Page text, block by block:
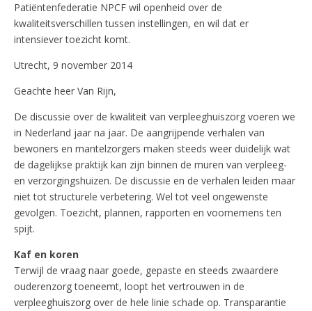
Patiëntenfederatie NPCF wil openheid over de
kwaliteitsverschillen tussen instellingen, en wil dat er
intensiever toezicht komt.
Utrecht, 9 november 2014
Geachte heer Van Rijn,
De discussie over de kwaliteit van verpleeghuiszorg voeren we
in Nederland jaar na jaar. De aangrijpende verhalen van
bewoners en mantelzorgers maken steeds weer duidelijk wat
de dagelijkse praktijk kan zijn binnen de muren van verpleeg-
en verzorgingshuizen. De discussie en de verhalen leiden maar
niet tot structurele verbetering. Wel tot veel ongewenste
gevolgen. Toezicht, plannen, rapporten en voornemens ten
spijt.
Kaf en koren
Terwijl de vraag naar goede, gepaste en steeds zwaardere
ouderenzorg toeneemt, loopt het vertrouwen in de
verpleeghuiszorg over de hele linie schade op. Transparantie